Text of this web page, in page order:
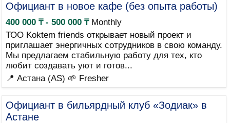
Официант в новое кафе (без опыта работы)
400 000 ₸ - 500 000 ₸Monthly
ТОО Koktem friends открывает новый проект и
приглашает энергичных сотрудников в свою команду.
Мы предлагаем стабильную работу для тех, кто
любит создавать уют и готов...
📍 Астана (AS) 🌱 Fresher
Официант в бильярдный клуб «Зодиак» в
Астане